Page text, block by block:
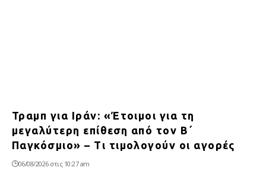
Τραμπ για Ιράν: «Έτοιμοι για τη
μεγαλύτερη επίθεση από τον Β΄
Παγκόσμιο» – Τι τιμολογούν οι αγορές
06/08/2026 στις 10:27 am